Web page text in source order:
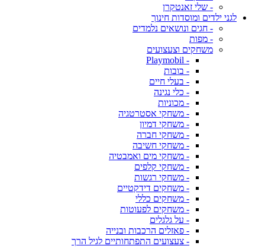
- שלי זאנטקרן
לגני ילדים ומוסדות חינוך
- חגים ונושאים נלמדים
- מפות
משחקים וצעצועים
- Playmobil
- בובות
- בעלי חיים
- כלי נגינה
- מכוניות
- משחקי אסטרטגיה
- משחקי דמיון
- משחקי חברה
- משחקי חשיבה
- משחקי מים ואמבטיה
- משחקי קלפים
- משחקי רגשות
- משחקים דידקטיים
- משחקים כללי
- משחקים לפעוטות
- על גלגלים
- פאזלים הרכבות ובנייה
- צעצועים התפתחותיים לגיל הרך